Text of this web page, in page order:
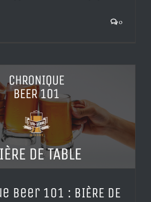
0
Beer 101 : BIÈRE DE